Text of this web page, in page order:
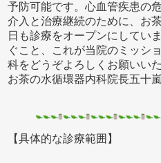
予防可能です。心血管疾患の
介入と治療継続のために、お
日も診療をオープンにしてい
ぐこと、これが当院のミッシ
科をどうぞよろしくお願いいた
お茶の水循環器内科院長五十
【具体的な診療範囲】